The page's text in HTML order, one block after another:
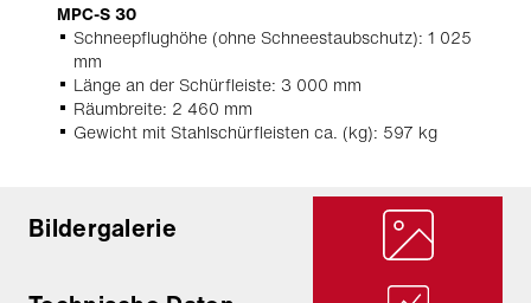
MPC-S 30
Schneepflughöhe (ohne Schneestaubschutz): 1 025
mm
Länge an der Schürfleiste: 3 000 mm
Räumbreite: 2 460 mm
Gewicht mit Stahlschürfleisten ca. (kg): 597 kg
Bildergalerie